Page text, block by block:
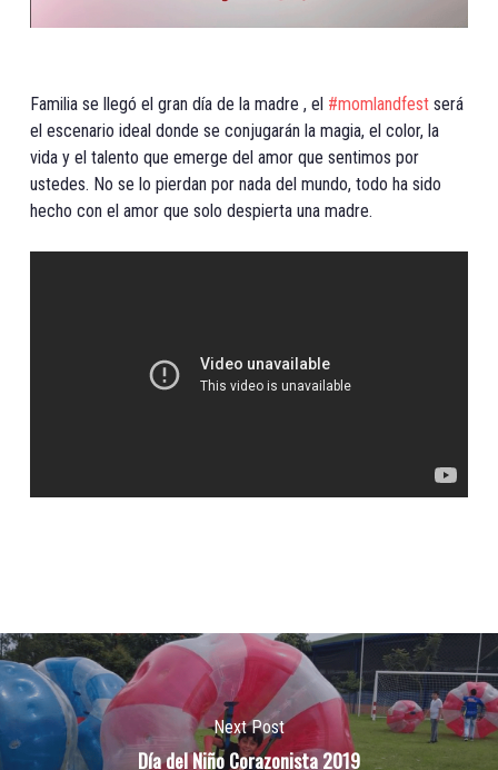
Familia se llegó el gran día de la madre , el #momlandfestserá
el escenario ideal donde se conjugarán la magia, el color, la
vida y el talento que emerge del amor que sentimos por
ustedes. No se lo pierdan por nada del mundo, todo ha sido
hecho con el amor que solo despierta una madre.
Next Post
Día del Niño Corazonista 2019